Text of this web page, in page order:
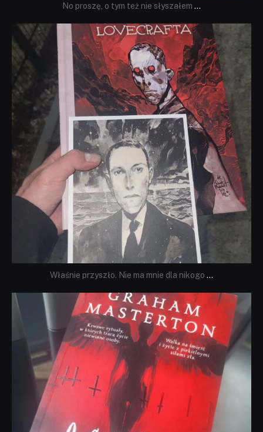
No proszę, o tym też nie słyszałem ...
dobryhorror
Wrz 19
Właśnie przyszło. Nie ma mnie dla nikogo ...
dobryhorror
Sie 23